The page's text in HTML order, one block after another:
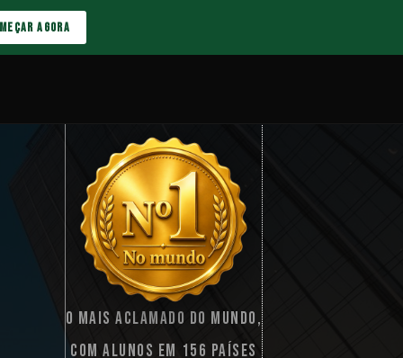
AGORA
O MAIS ACLAMADO DO MUNDO,
COM ALUNOS EM 156 PAÍSES